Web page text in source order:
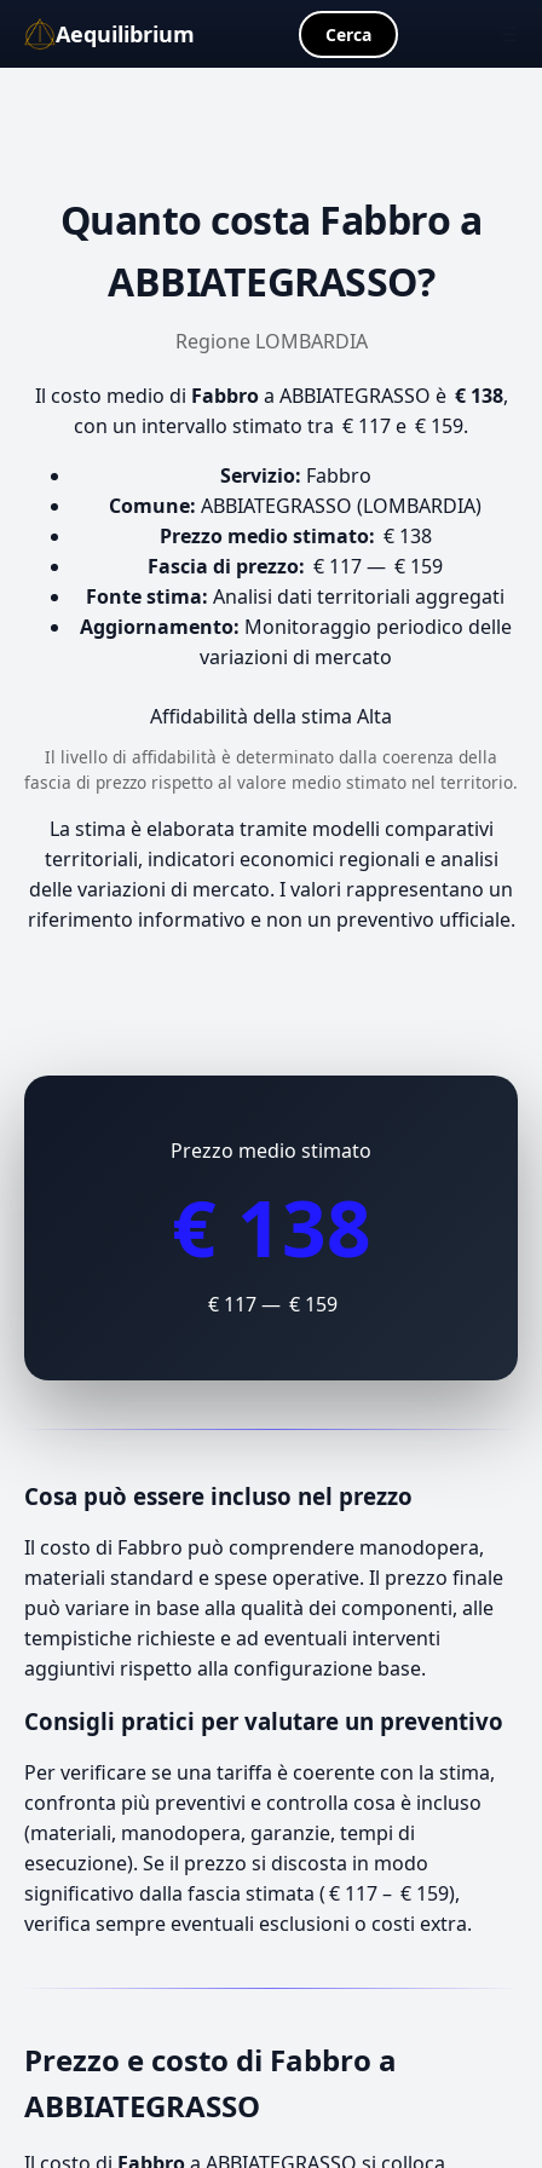
Aequilibrium Cerca
Quanto costa Fabbro a
ABBIATEGRASSO?
Regione LOMBARDIA
Il costo medio di Fabbroa ABBIATEGRASSO è € 138,
con un intervallo stimato tra € 117 e € 159.
Servizio: Fabbro
Comune: ABBIATEGRASSO (LOMBARDIA)
Prezzo medio stimato: € 138
Fascia di prezzo: € 117 — € 159
Fonte stima: Analisi dati territoriali aggregati
Aggiornamento: Monitoraggio periodico delle
variazioni di mercato
Affidabilità della stima Alta
Il livello di affidabilità è determinato dalla coerenza della
fascia di prezzo rispetto al valore medio stimato nel territorio.
La stima è elaborata tramite modelli comparativi
territoriali, indicatori economici regionali e analisi
delle variazioni di mercato. I valori rappresentano un
riferimento informativo e non un preventivo ufficiale.
Prezzo medio stimato
€ 138
€ 117 — € 159
Cosa può essere incluso nel prezzo
Il costo di Fabbro può comprendere manodopera,
materiali standard e spese operative. Il prezzo finale
può variare in base alla qualità dei componenti, alle
tempistiche richieste e ad eventuali interventi
aggiuntivi rispetto alla configurazione base.
Consigli pratici per valutare un preventivo
Per verificare se una tariffa è coerente con la stima,
confronta più preventivi e controlla cosa è incluso
(materiali, manodopera, garanzie, tempi di
esecuzione). Se il prezzo si discosta in modo
significativo dalla fascia stimata ( € 117 – € 159),
verifica sempre eventuali esclusioni o costi extra.
Prezzo e costo di Fabbro a
ABBIATEGRASSO
Il costo di Fabbroa ABBIATEGRASSO si colloca